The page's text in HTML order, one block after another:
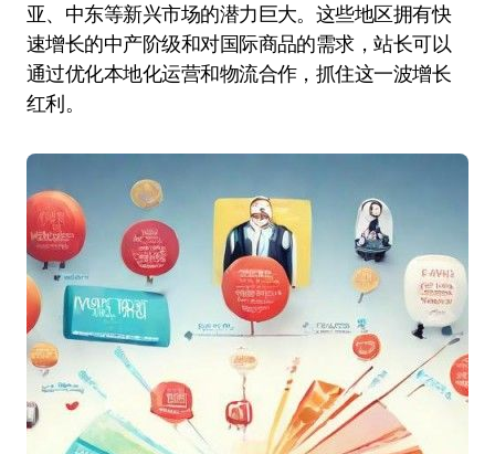
亚、中东等新兴市场的潜力巨大。这些地区拥有快
速增长的中产阶级和对国际商品的需求，站长可以
通过优化本地化运营和物流合作，抓住这一波增长
红利。